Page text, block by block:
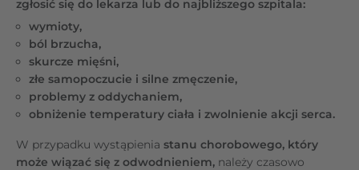
zgłosić się do lekarza lub do najbliższego szpitala:
wymioty,
ból brzucha,
skurcze mięśni,
złe samopoczucie i silne zmęczenie,
problemy z oddychaniem,
obniżenie temperatury ciała i zwolnienie akcji serca.
W przypadku wystąpienia stanu chorobowego, który
może wiązać się z odwodnieniem, należy czasowo